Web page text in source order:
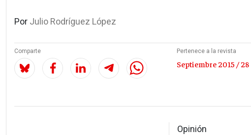
Por Julio Rodríguez López
Comparte Pertenece a la revista
Septiembre 2015 / 28
Opinión